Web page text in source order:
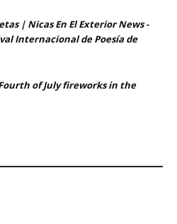
| Nicas En El Exterior News -
Internacional de Poesía de
of July fireworks in the